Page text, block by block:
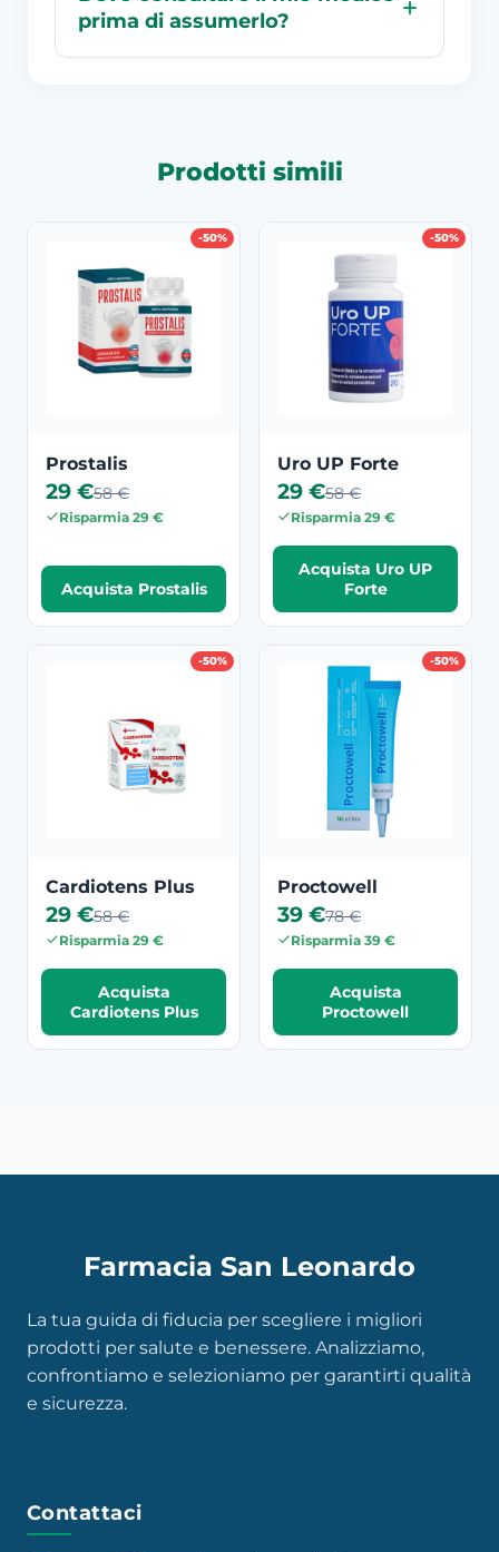
prima di assumerlo?
Prodotti simili
-50%
Prostalis
29 €58 €
Risparmia 29 €
Acquista Prostalis
-50%
Uro UP Forte
29 €58 €
Risparmia 29 €
Acquista Uro UP
Forte
-50%
Cardiotens Plus
29 €58 €
Risparmia 29 €
Acquista
Cardiotens Plus
-50%
Proctowell
39 €78 €
Risparmia 39 €
Acquista
Proctowell
Farmacia San Leonardo
La tua guida di fiducia per scegliere i migliori
prodotti per salute e benessere. Analizziamo,
confrontiamo e selezioniamo per garantirti qualità
e sicurezza.
Contattaci